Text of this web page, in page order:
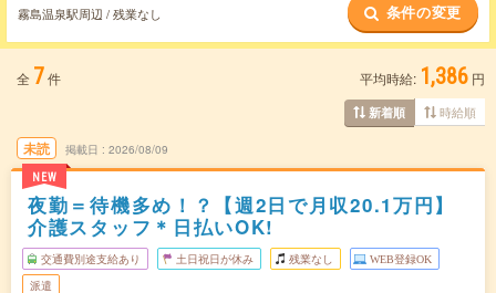
霧島温泉駅周辺 / 残業なし 条件の変更
全 7件 平均時給: 1,386 円
新着順 時給順
未読
NEW
掲載日 2026/08/09
夜勤＝待機多め！？【週2日で月収20.1万円】
介護スタッフ＊日払いOK!
交通費別途支給あり 土日祝日が休み 残業なし WEB登録OK
派遣